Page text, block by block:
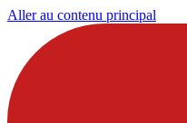
Aller au contenu principal